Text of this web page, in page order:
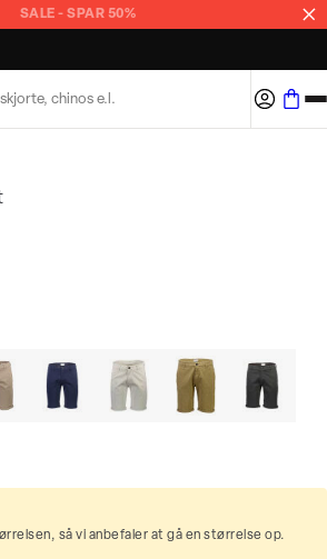
SALE - SPAR 50%
rabat)
så vi anbefaler at gå en størrelse op.